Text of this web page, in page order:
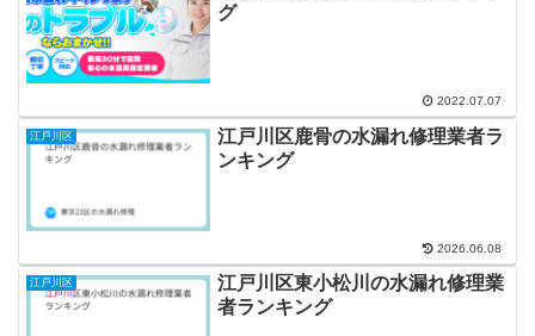
グ
2022.07.07
江戸川区
江戸川区鹿骨の水漏れ修理業者ラ
ンキング
2026.06.08
江戸川区
江戸川区東小松川の水漏れ修理業
者ランキング